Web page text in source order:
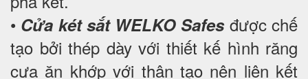
• Cửa két sắt WELKO Safesđược chế
tạo bởi thép dày với thiết kế hình răng
cưa ăn khớp với thân tạo nên liên kết